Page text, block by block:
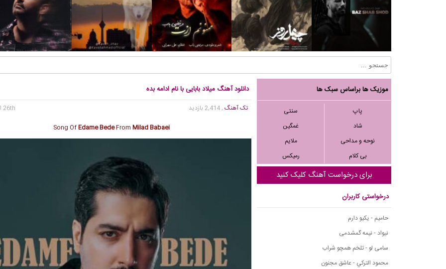
موزیک ها براساس سبک ها
پاپ
سنتی
شاد
غمگین
نوحه و مداحی
ملایم
بی کلام
رمیکس
برای درخواست آهنگ کلیک کنید
درخواستی کاربران
حامیم - یکیو دارم
نیواد - نیمه گمشدمی
سامی لو - تلخم همچو شراب
محمود التركي - عاشق مجنون
دانلود آهنگ میلاد بابایی با نام ادامه بده
تک آهنگ, 2,414 بازدید
26th اکتبر 2024
Song OfEdame BedeFromMilad Babaei